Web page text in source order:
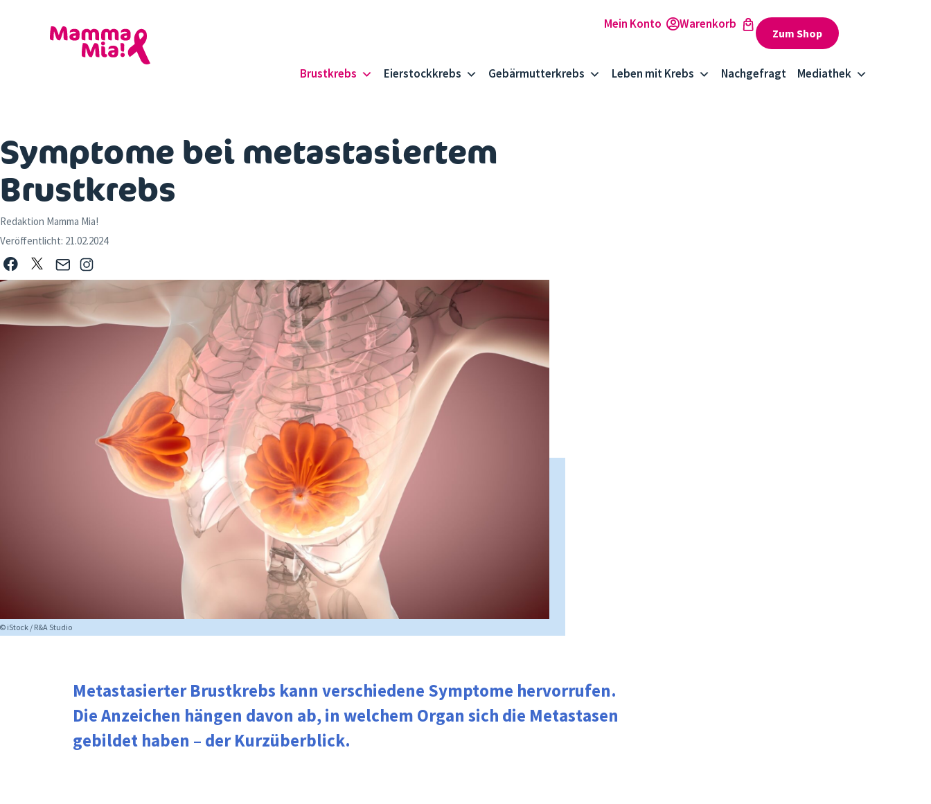
Zum Shop
Brustkrebs Eierstockkrebs Gebärmutterkrebs Leben mit Krebs Nachgefragt Mediathek
Symptome bei metastasiertem
Brustkrebs
Redaktion Mamma Mia!
Veröffentlicht: 21.02.2024
© iStock / R&A Studio
Metastasierter Brustkrebs kann verschiedene Symptome hervorrufen.
DieAnzeichen hängen davon ab, in welchem Organ sich die Metastasen
gebildet haben – der Kurzüberblick.